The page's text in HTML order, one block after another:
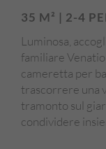
35 M² | 2-4
Luminosa,
familiare
cameretta per
trascorrere una
tramonto sul
condividere